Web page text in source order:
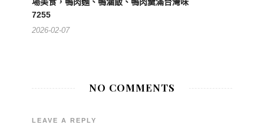
7255
2026-02-07
NO COMMENTS
LEAVE A REPLY